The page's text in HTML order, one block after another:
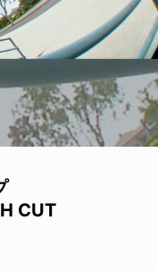
CUT